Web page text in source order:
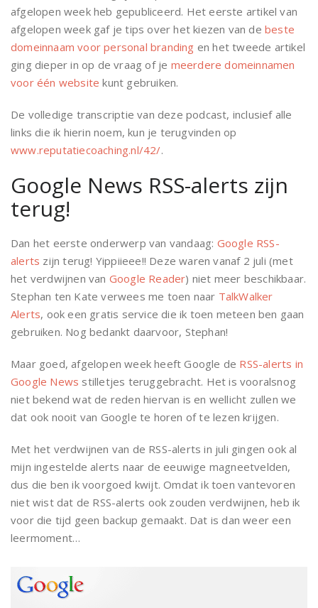
afgelopen week heb gepubliceerd. Het eerste artikel van
afgelopen week gaf je tips over het kiezen van debeste
domeinnaam voor personal branding en het tweede artikel
ging dieper in op de vraag of je meerdere domeinnamen
voor één website kunt gebruiken.
De volledige transcriptie van deze podcast, inclusief alle
links die ik hierin noem, kun je terugvinden op
www.reputatiecoaching.nl/42/.
Google News RSS-alerts zijn
terug!
Dan het eerste onderwerp van vandaag: Google RSS-
alerts zijn terug! Yippiieee!! Deze waren vanaf 2 juli (met
het verdwijnen van Google Reader) niet meer beschikbaar.
Stephan ten Kate verwees me toen naar TalkWalker
Alerts, ook een gratis service die ik toen meteen ben gaan
gebruiken. Nog bedankt daarvoor, Stephan!
Maar goed, afgelopen week heeft Google de RSS-alerts in
Google News stilletjes teruggebracht. Het is vooralsnog
niet bekend wat de reden hiervan is en wellicht zullen we
dat ook nooit van Google te horen of te lezen krijgen.
Met het verdwijnen van de RSS-alerts in juli gingen ook al
mijn ingestelde alerts naar de eeuwige magneetvelden,
dus die ben ik voorgoed kwijt. Omdat ik toen vantevoren
niet wist dat de RSS-alerts ook zouden verdwijnen, heb ik
voor die tijd geen backup gemaakt. Dat is dan weer een
leermoment…